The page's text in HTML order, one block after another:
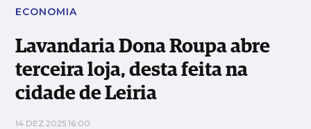
ECONOMIA
Lavandaria Dona Roupa abre
terceira loja, desta feita na
cidade de Leiria
14 DEZ 2025 16:00